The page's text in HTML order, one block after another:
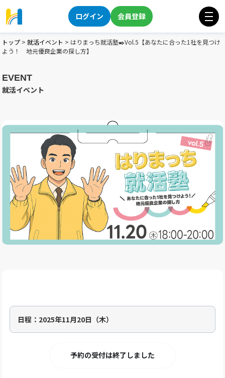
ログイン 会員登録
トップ > 就活イベント > はりまっち就活塾✒️Vol.5【あなたに合った1社を見つけ
よう！ 地元優良企業の探し方】
EVENT
就活イベント
日程： 2025年11月20日（木）
予約の受付は終了しました